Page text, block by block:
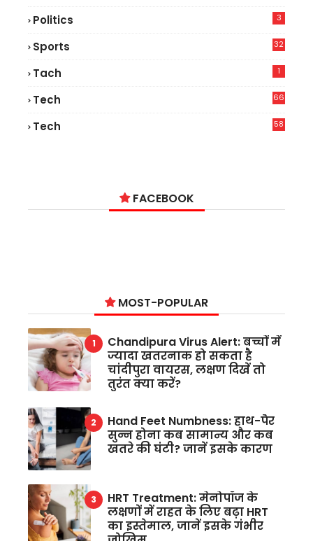
Politics 3
Sports 32
Tach 1
Tech
66
Tech
58
FACEBOOK
MOST-POPULAR
Chandipura Virus Alert: बच्चों में
ज्यादा खतरनाक हो सकता है
चांदीपुरा वायरस, लक्षण दिखें तो
तुरंत क्या करें?
Hand Feet Numbness: हाथ-पैर
सुन्न होना कब सामान्य और कब
खतरे की घंटी? जानें इसके कारण
HRT Treatment: मेनोपॉज के
लक्षणों में राहत के लिए बढ़ा HRT
का इस्तेमाल, जानें इसके गंभीर